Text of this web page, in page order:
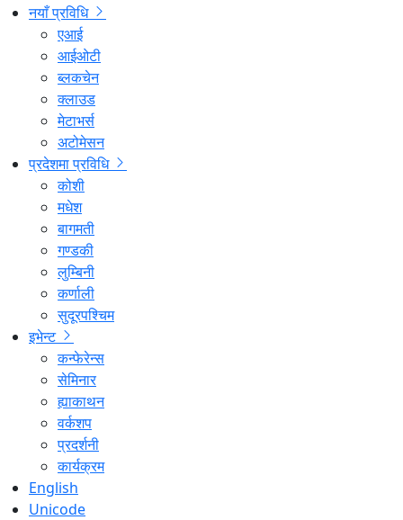
नयाँ प्रविधि
एआई
आईओटी
ब्लकचेन
क्लाउड
मेटाभर्स
अटोमेसन
प्रदेशमा प्रविधि
कोशी
मधेश
बागमती
गण्डकी
लुम्बिनी
कर्णाली
सुदूरपश्चिम
इभेन्ट
कन्फेरेन्स
सेमिनार
ह्याकाथन
वर्कशप
प्रदर्शनी
कार्यक्रम
English
Unicode